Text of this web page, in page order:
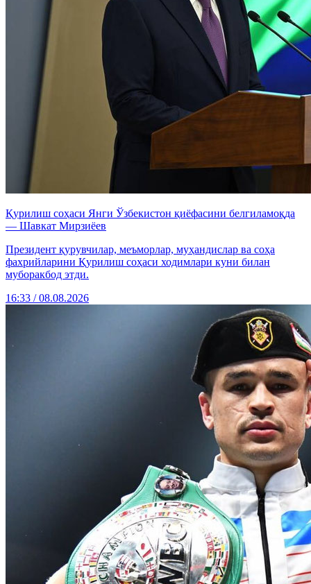
Қурилиш соҳаси Янги Ўзбекистон қиёфасини белгиламоқда
— Шавкат Мирзиёев
Президент қурувчилар, меъморлар, муҳандислар ва соҳа
фахрийларини Қурилиш соҳаси ходимлари куни билан
муборакбод этди.
16:33 / 08.08.2026